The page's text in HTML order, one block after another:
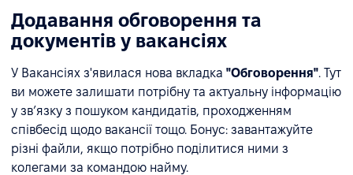
Додавання обговорення та
документів у вакансіях
У Вакансіях з'явилася нова вкладка "Обговорення". Тут
ви можете залишати потрібну та актуальну інформацію
у зв’язку з пошуком кандидатів, проходженням
співбесід щодо вакансії тощо. Бонус: завантажуйте
різні файли, якщо потрібно поділитися ними з
колегами за командою найму.